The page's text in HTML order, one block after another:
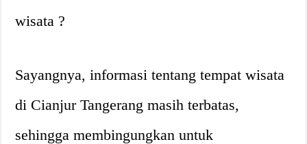
wisata ?
Sayangnya, informasi tentang tempat wisata
di Cianjur Tangerang masih terbatas,
sehingga membingungkan untuk